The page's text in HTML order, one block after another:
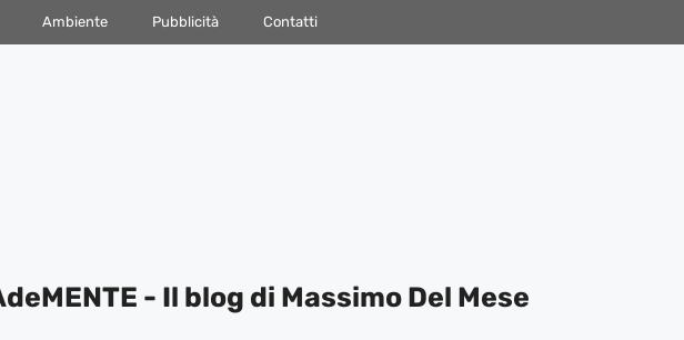
Ambiente Pubblicità Contatti
- Il blog di Massimo Del Mese